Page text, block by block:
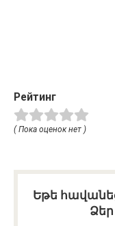
Рейтинг
( Пока оценок нет )
Եթե